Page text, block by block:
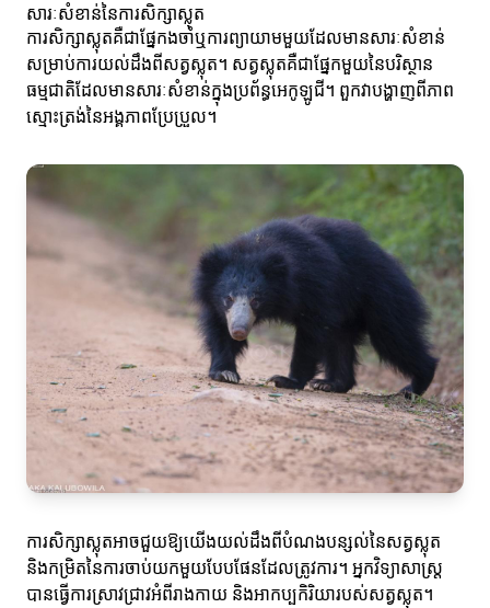
សារៈសំខាន់នៃការសិក្សាស្លុត
ការសិក្សាស្លុតគឺជាផ្នែកងចាំឬការព្យាយាមមួយដែលមានសារៈសំខាន់
សម្រាប់ការយល់ដឹងពីសត្វស្លុត។ សត្វស្លុតគឺជាផ្នែកមួយនៃបរិស្ថាន
ធម្មជាតិដែលមានសារៈសំខាន់ក្នុងប្រព័ន្ធអេកូឡូជី។ ពួកវាបង្ហាញពីភាព
ស្មោះត្រង់នៃអង្គភាពប្រែប្រួល។
ការសិក្សាស្លុតអាចជួយឱ្យយើងយល់ដឹងពីបំណងបន្សល់នៃសត្វស្លុត
និងកម្រិតនៃការចាប់យកមួយបែបផែនដែលត្រូវការ។ អ្នកវិទ្យាសាស្ត្រ
បានធ្វើការស្រាវជ្រាវអំពីរាងកាយ និងអាកប្បកិរិយារបស់សត្វស្លុត។